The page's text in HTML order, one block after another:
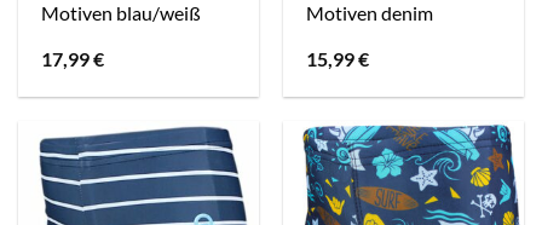
Motiven blau/weiß
17,99€
Motiven denim
15,99€